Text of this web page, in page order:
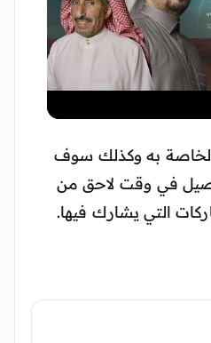
به وكذلك سوف
في وقت لاحق من
التي يشارك فيها.